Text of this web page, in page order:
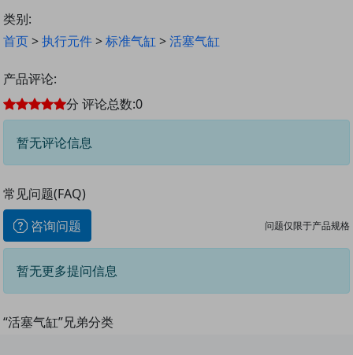
类别:
首页>执行元件>标准气缸 >活塞气缸
产品评论:
分 评论总数:0
暂无评论信息
常见问题(FAQ)
咨询问题
问题仅限于产品规格
暂无更多提问信息
“活塞气缸”兄弟分类